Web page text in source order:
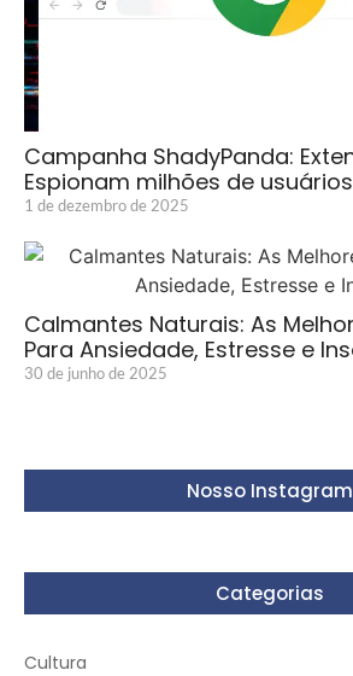
Campanha ShadyPanda:
Espionam milhões de usuários
1 de dezembro de 2025
Calmantes Naturais: As
Para Ansiedade, Estresse e
30 de junho de 2025
Nosso Instagram
Categorias
Cultura